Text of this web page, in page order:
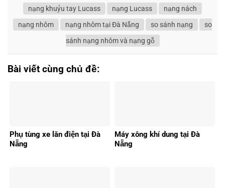
nạng khuỷu tay Lucass
nạng Lucass
nạng nách
nạng nhôm
nạng nhôm tại Đà Nẵng so sánh nạng
so
sánh nạng nhôm và nạng gỗ
Bài viết cùng chủ đề:
Phụ tùng xe lăn điện tại Đà
Nẵng
Máy xông khí dung tại Đà
Nẵng